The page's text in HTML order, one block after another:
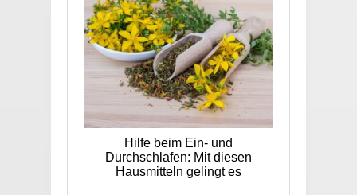
Hilfe beim Ein- und
Durchschlafen: Mit diesen
Hausmitteln gelingt es